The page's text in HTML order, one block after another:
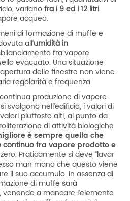
varianofra i 9 ed i 12 litri
acqueo.
di formazione di muffe e
all’umidità in
fra vapore
evacuato. Una situazione
delle finestre non viene
regolarità e frequenza.
produzione di vapore
svolgono nell’edificio, i valori di
piuttosto alti, al punto da
di attività biologiche
è sempre quella che
continuofra vapore prodotto e
Praticamente si deve “lavar
man mano che questo viene
il suo accumulo. In assenza di
di muffe sarà
a mancare l’elemento